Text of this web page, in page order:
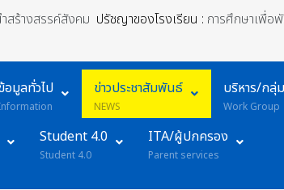
สร้างสรรค์สังคม ปรัชญาของโรงเรียน : การศึกษาเพื่อ
อมูลทั่วไป ข่าวประชาสัมพันธ์
NEWS
บริหาร/กลุ่
Work Group
Student 4.0
Student 4.0
ITA/ผู้ปกครอง
Parent services